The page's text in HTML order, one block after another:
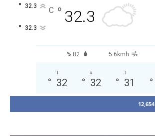
32.3
°
C
32.3
°
32.3
°
82 % 5.6kmh
°
ב
31
°
ג
32
°
ד
32
°
12,654